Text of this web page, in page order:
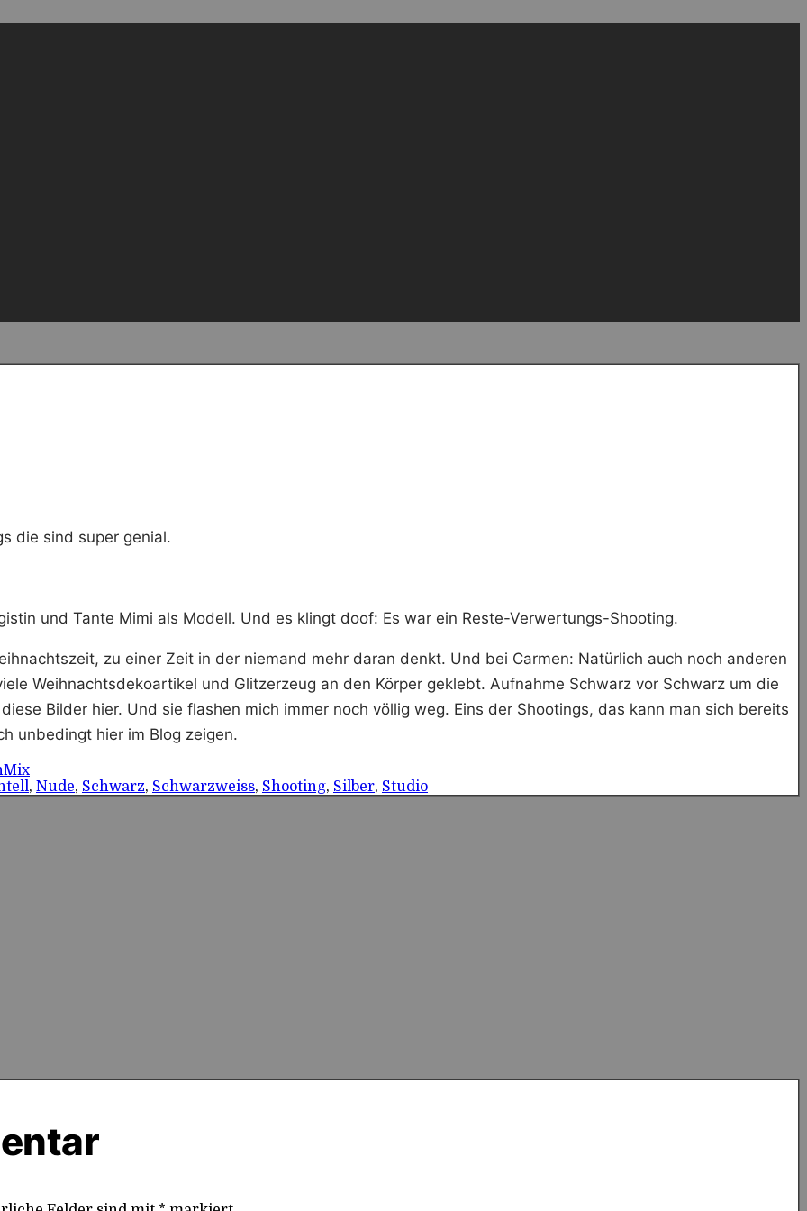
die sind super genial.
und Tante Mimi als Modell. Und es klingt doof: Es war ein Reste-Verwertungs-Shooting.
zu einer Zeit in der niemand mehr daran denkt. Und bei Carmen: Natürlich auch noch anderen
Weihnachtsdekoartikel und Glitzerzeug an den Körper geklebt. Aufnahme Schwarz vor Schwarz um die
Bilder hier. Und sie flashen mich immer noch völlig weg. Eins der Shootings, das kann man sich bereits
unbedingt hier im Blog zeigen.
Mix
, Nude, Schwarz, Schwarzweiss, Shooting, Silber, Studio